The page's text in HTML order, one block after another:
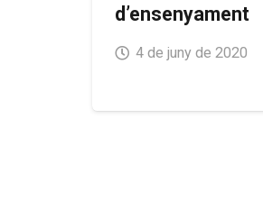
d’ensenyament
4 de juny de 2020